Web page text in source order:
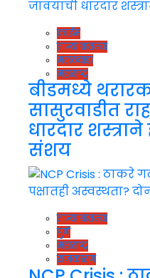
क्राईम
ताज्या बातम्या
मराठवाडा
महाराष्ट्र
बीडमध्ये
सासुरवाडीत
धारदार
संशय
ताज्या बातम्या
पुणे
महाराष्ट्र
राजकारण